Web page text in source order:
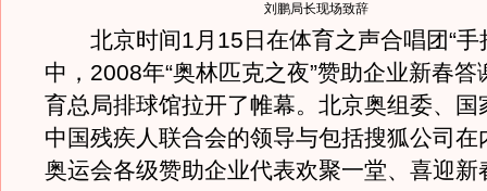
刘鹏局长现场致辞
北京时间1月15日在体育之声合唱团“手
中，2008年“奥林匹克之夜”赞助企业新春
育总局排球馆拉开了帷幕。北京奥组委、国
中国残疾人联合会的领导与包括搜狐公司
奥运会各级赞助企业代表欢聚一堂、喜迎新